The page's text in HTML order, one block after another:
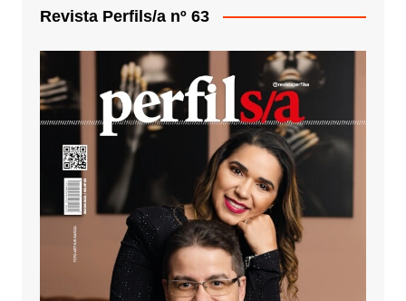
Revista Perfils/a nº 63